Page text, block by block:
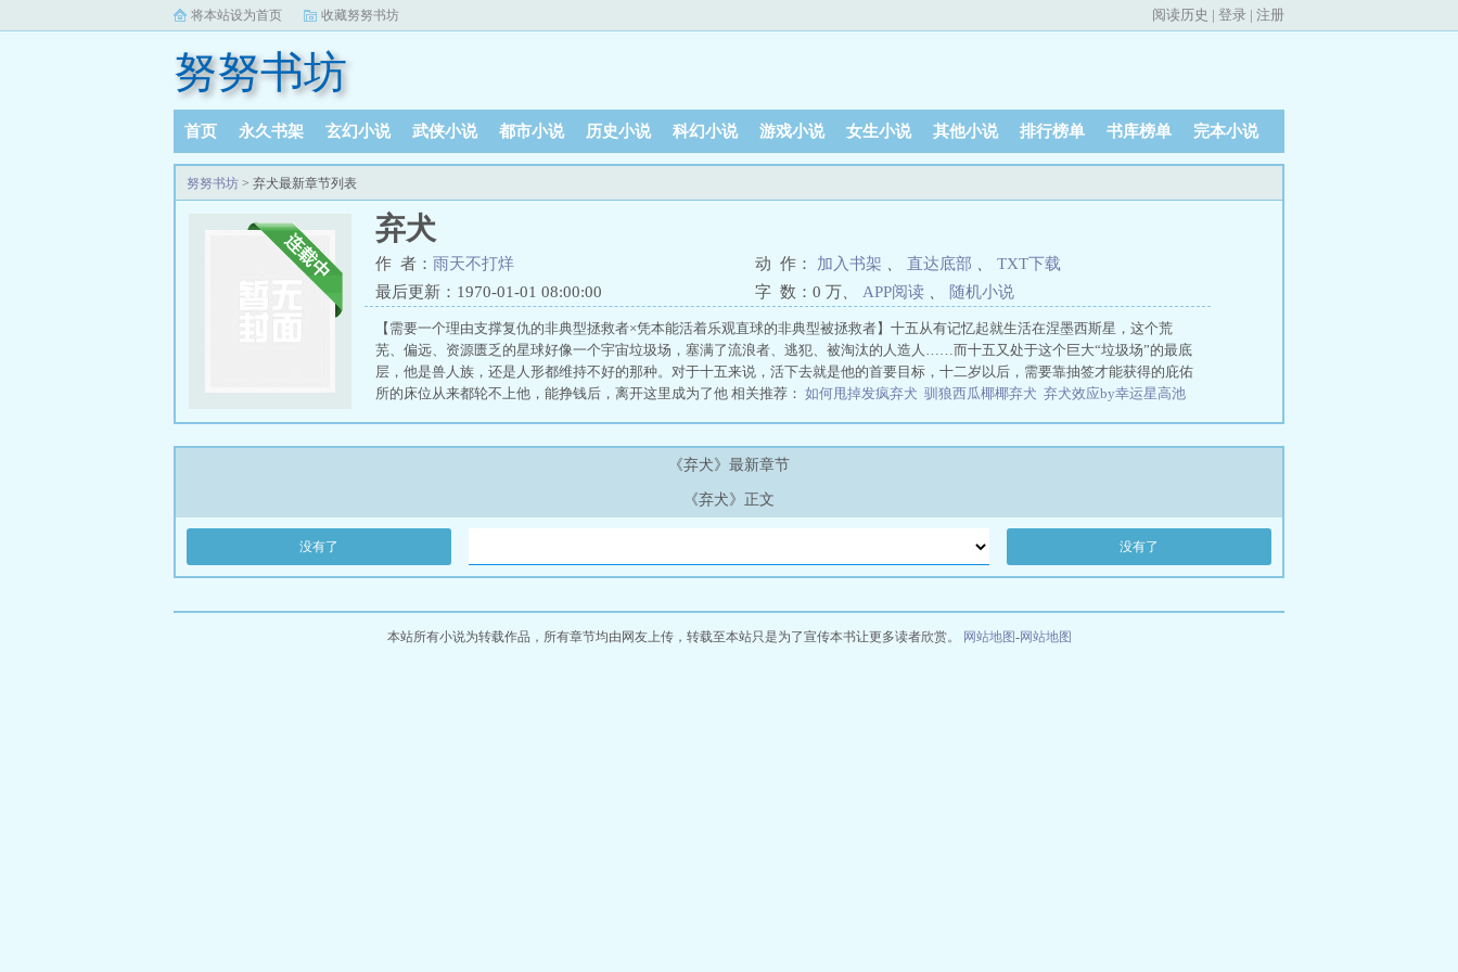
将本站设为首页 收藏努努书坊 阅读历史 | 登录 | 注册
努努书坊
首页 永久书架 玄幻小说 武侠小说 都市小说 历史小说 科幻小说 游戏小说 女生小说 其他小说 排行榜单 书库榜单 完本小说
阅读记录
努努书坊 > 弃犬最新章节列表
弃犬
作 者： 雨天不打烊 动 作： 加入书架 直达底部
TXT下载
最后更新：1970-01-01 08:00:00
字 数： 0 万 APP阅读 随机小说
【需要一个理由支撑复仇的非典型拯救者×凭本能活着乐观直球的非典型被拯救者】十五从有记忆起就生活在涅墨西斯星，这个荒
芜、偏远、资源匮乏的星球好像一个宇宙垃圾场，塞满了流浪者、逃犯、被淘汰的人造人……而十五又处于这个巨大“垃圾场”的最底
层，他是兽人族，还是人形都维持不好的那种。对于十五来说，活下去就是他的首要目标，十二岁以后，需要靠抽签才能获得的庇佑
所的床位从来都轮不上他，能挣钱后，离开这里成为了他 相关推荐： 如何甩掉发疯弃犬 驯狼西瓜椰椰弃犬 弃犬效应by幸运星高池
《弃犬》最新章节
《弃犬》正文
没有了 没有了
本站所有小说为转载作品，所有章节均由网友上传，转载至本站只是为了宣传本书让更多读者欣赏。 网站地图-网站地图